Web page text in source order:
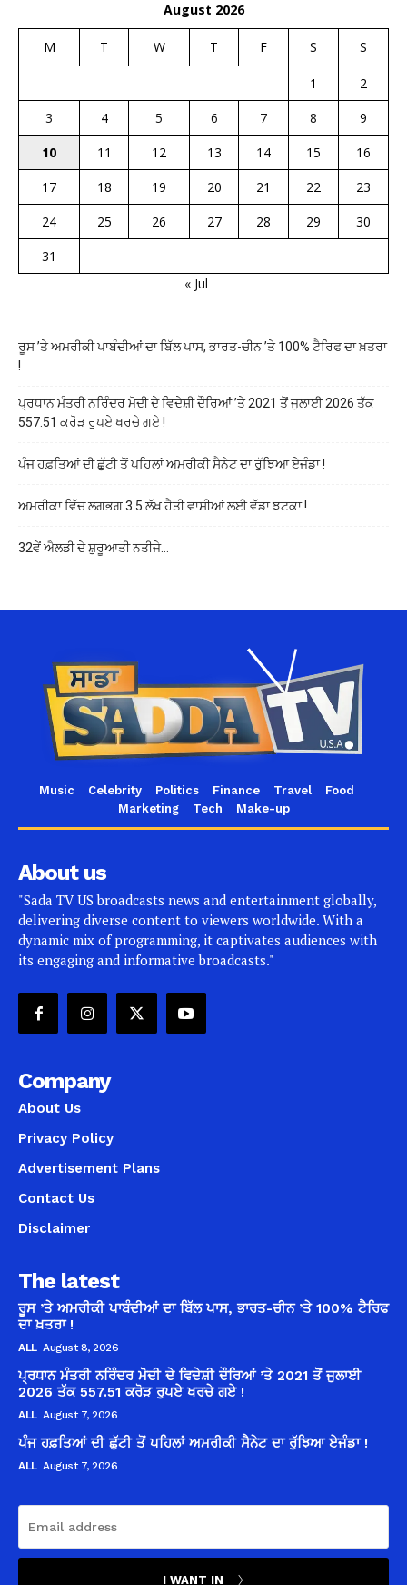
August 2026
M T W T F S S
1
2
3
4 5 6 7 8
9
10
11 12 13 14 15
16
17
18 19 20 21 22
23
24
25 26 27 28 29
30
31
« Jul
ਰੂਸ ’ਤੇ ਅਮਰੀਕੀ ਪਾਬੰਦੀਆਂ ਦਾ ਬਿੱਲ ਪਾਸ, ਭਾਰਤ-ਚੀਨ ’ਤੇ 100% ਟੈਰਿਫ ਦਾ ਖ਼ਤਰਾ
!
ਪ੍ਰਧਾਨ ਮੰਤਰੀ ਨਰਿੰਦਰ ਮੋਦੀ ਦੇ ਵਿਦੇਸ਼ੀ ਦੌਰਿਆਂ ’ਤੇ 2021 ਤੋਂ ਜੁਲਾਈ 2026 ਤੱਕ
557.51 ਕਰੋੜ ਰੁਪਏ ਖਰਚੇ ਗਏ !
ਪੰਜ ਹਫ਼ਤਿਆਂ ਦੀ ਛੁੱਟੀ ਤੋਂ ਪਹਿਲਾਂ ਅਮਰੀਕੀ ਸੈਨੇਟ ਦਾ ਰੁੱਝਿਆ ਏਜੰਡਾ !
ਅਮਰੀਕਾ ਵਿੱਚ ਲਗਭਗ 3.5 ਲੱਖ ਹੈਤੀ ਵਾਸੀਆਂ ਲਈ ਵੱਡਾ ਝਟਕਾ !
32ਵੇਂ ਐਲਡੀ ਦੇ ਸ਼ੁਰੂਆਤੀ ਨਤੀਜੇ…
Music Celebrity Politics Finance Travel
Food
Marketing
Tech Make-up
About us
"Sada TV US broadcasts news and entertainment globally,
delivering diverse content to viewers worldwide. With a
dynamic mix of programming, it captivates audiences with
its engaging and informative broadcasts."
Company
About Us
Privacy Policy
Advertisement Plans
Contact Us
Disclaimer
The latest
ਰੂਸ ’ਤੇ ਅਮਰੀਕੀ ਪਾਬੰਦੀਆਂ ਦਾ ਬਿੱਲ ਪਾਸ, ਭਾਰਤ-ਚੀਨ ’ਤੇ 100% ਟੈਰਿਫ
ਦਾ ਖ਼ਤਰਾ !
ALL August 8, 2026
ਪ੍ਰਧਾਨ ਮੰਤਰੀ ਨਰਿੰਦਰ ਮੋਦੀ ਦੇ ਵਿਦੇਸ਼ੀ ਦੌਰਿਆਂ ’ਤੇ 2021 ਤੋਂ ਜੁਲਾਈ
2026 ਤੱਕ 557.51 ਕਰੋੜ ਰੁਪਏ ਖਰਚੇ ਗਏ !
ALL August 7, 2026
ਪੰਜ ਹਫ਼ਤਿਆਂ ਦੀ ਛੁੱਟੀ ਤੋਂ ਪਹਿਲਾਂ ਅਮਰੀਕੀ ਸੈਨੇਟ ਦਾ ਰੁੱਝਿਆ ਏਜੰਡਾ !
ALL August 7, 2026
I WANT IN